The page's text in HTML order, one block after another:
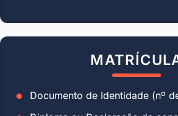
Documento de Identidade (nº